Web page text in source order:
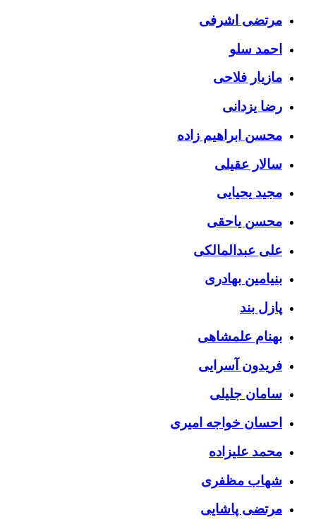
مرتضی اشرفی
احمد سلو
مازیار فلاحی
رضا یزدانی
محسن ابراهیم زاده
سالار عقیلی
مجید یحیایی
محسن یاحقی
علی عبدالمالکی
بنیامین بهادری
پازل بند
بهنام علمشاهی
فریدون آسرایی
سامان جلیلی
احسان خواجه امیری
محمد علیزاده
شهاب مظفری
مرتضی پاشایی